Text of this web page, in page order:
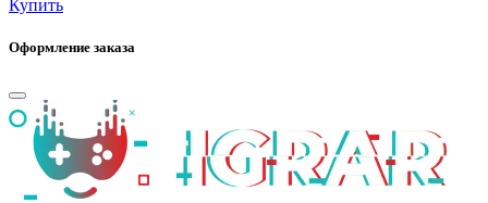
Купить
Оформление заказа